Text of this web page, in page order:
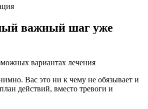
важный шаг уже
вариантах лечения
Вас это ни к чему не обязывает и
действий, вместо тревоги и